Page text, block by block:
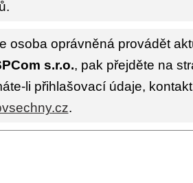
osoba oprávněná provádět
s.r.o., pak přejděte na
li přihlašovací údaje,
.